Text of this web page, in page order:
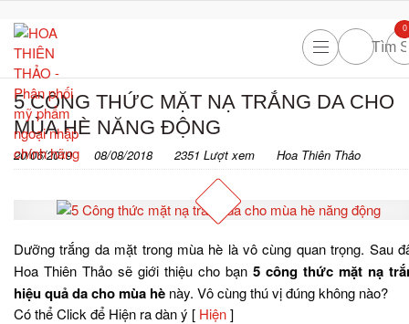
0
5 CÔNG THỨC MẶT NẠ TRẮNG DA CHO
MÙA HÈ NĂNG ĐỘNG
20/06/2019 08/08/2018 2351 Lượt xem Hoa Thiên Thảo
Dưỡng trắng da mặt trong mùa hè là vô cùng quan trọng. Sau
Hoa Thiên Thảo sẽ giới thiệu cho bạn 5 công thức mặt nạ
hiệu quả da cho mùa hè này. Vô cùng thú vị đúng không nào?
Có thể Click để Hiện ra dàn ý [ Hiện]